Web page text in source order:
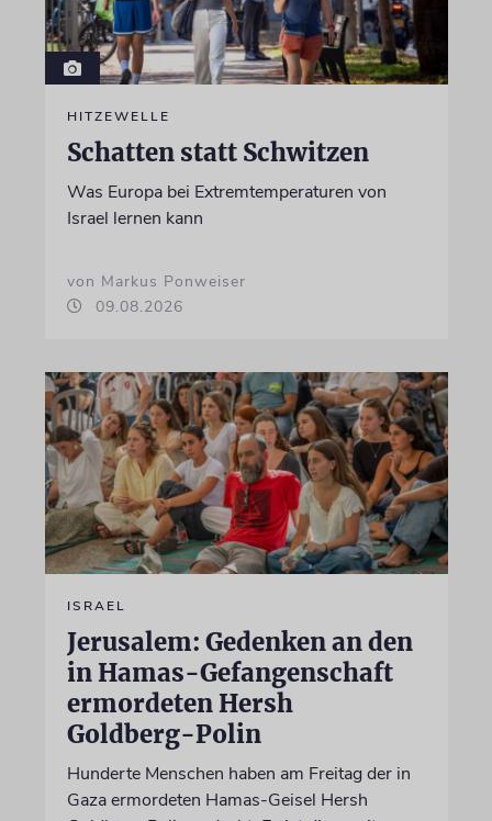
HITZEWELLE
Schatten statt Schwitzen
Was Europa bei Extremtemperaturen von
Israel lernen kann
von Markus Ponweiser
09.08.2026
ISRAEL
Jerusalem: Gedenken an den
in Hamas-Gefangenschaft
ermordeten Hersh
Goldberg-Polin
Hunderte Menschen haben am Freitag der in
Gaza ermordeten Hamas-Geisel Hersh